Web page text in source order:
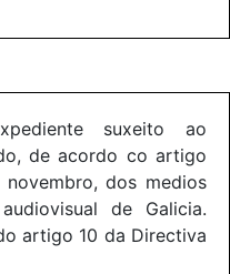
suxeito ao
de acordo co artigo
dos medios
de Galicia.
artigo 10 da Directiva